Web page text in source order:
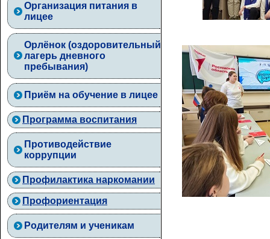
Организация питания в
лицее
Орлёнок (оздоровительный
лагерь дневного
пребывания)
Приём на обучение в лицее
Программа воспитания
Противодействие
коррупции
Профилактика наркомании
Профориентация
Родителям и ученикам